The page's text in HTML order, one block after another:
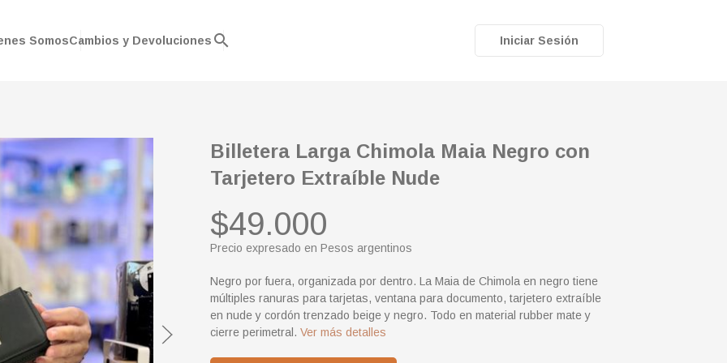
SomosCambios y Devoluciones search Iniciar Sesión
Billetera Larga Chimola Maia Negro con
Tarjetero Extraíble Nude
$49.000
Precio expresado en Pesos argentinos
Negro por fuera, organizada por dentro. La Maia de Chimola en negro tiene
múltiples ranuras para tarjetas, ventana para documento, tarjetero extraíble
en nude y cordón trenzado beige y negro. Todo en material rubber mate y
cierre perimetral. Ver más detalles